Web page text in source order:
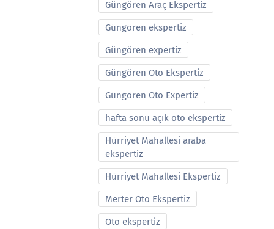
Güngören Araç Ekspertiz
Güngören ekspertiz
Güngören expertiz
Güngören Oto Ekspertiz
Güngören Oto Expertiz
hafta sonu açık oto ekspertiz
Hürriyet Mahallesi araba
ekspertiz
Hürriyet Mahallesi Ekspertiz
Merter Oto Ekspertiz
Oto ekspertiz